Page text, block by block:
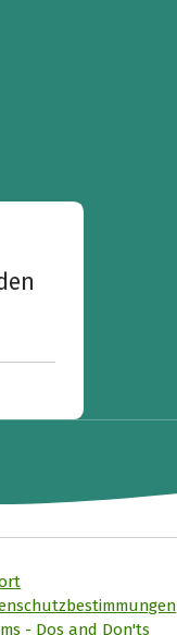
- Dos and Don'ts